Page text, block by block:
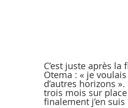
C’est juste après
Otema : « je
d’autres horizons
trois mois sur place
finalement j’en